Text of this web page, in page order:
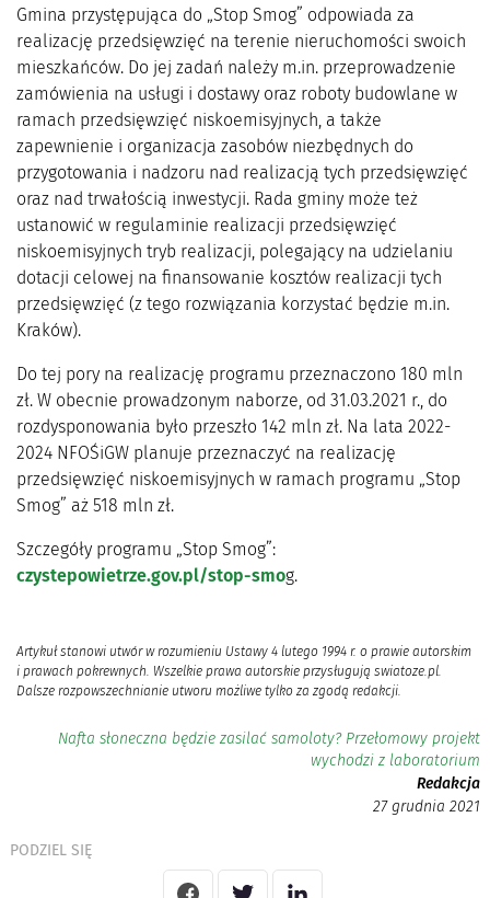
Gmina przystępująca do „Stop Smog” odpowiada za
realizację przedsięwzięć na terenie nieruchomości swoich
mieszkańców. Do jej zadań należy m.in. przeprowadzenie
zamówienia na usługi i dostawy oraz roboty budowlane w
ramach przedsięwzięć niskoemisyjnych, a także
zapewnienie i organizacja zasobów niezbędnych do
przygotowania i nadzoru nad realizacją tych przedsięwzięć
oraz nad trwałością inwestycji. Rada gminy może też
ustanowić w regulaminie realizacji przedsięwzięć
niskoemisyjnych tryb realizacji, polegający na udzielaniu
dotacji celowej na finansowanie kosztów realizacji tych
przedsięwzięć (z tego rozwiązania korzystać będzie m.in.
Kraków).
Do tej pory na realizację programu przeznaczono 180 mln
zł. W obecnie prowadzonym naborze, od 31.03.2021 r., do
rozdysponowania było przeszło 142 mln zł. Na lata 2022-
2024 NFOŚiGW planuje przeznaczyć na realizację
przedsięwzięć niskoemisyjnych w ramach programu „Stop
Smog” aż 518 mln zł.
Szczegóły programu „Stop Smog”:
czystepowietrze.gov.pl/stop-smog.
Artykuł stanowi utwór w rozumieniu Ustawy 4 lutego 1994 r. o prawie autorskim
i prawach pokrewnych. Wszelkie prawa autorskie przysługują swiatoze.pl.
Dalsze rozpowszechnianie utworu możliwe tylko za zgodą redakcji.
Nafta słoneczna będzie zasilać samoloty? Przełomowy projekt
wychodzi z laboratorium
Redakcja
27 grudnia 2021
PODZIEL SIĘ